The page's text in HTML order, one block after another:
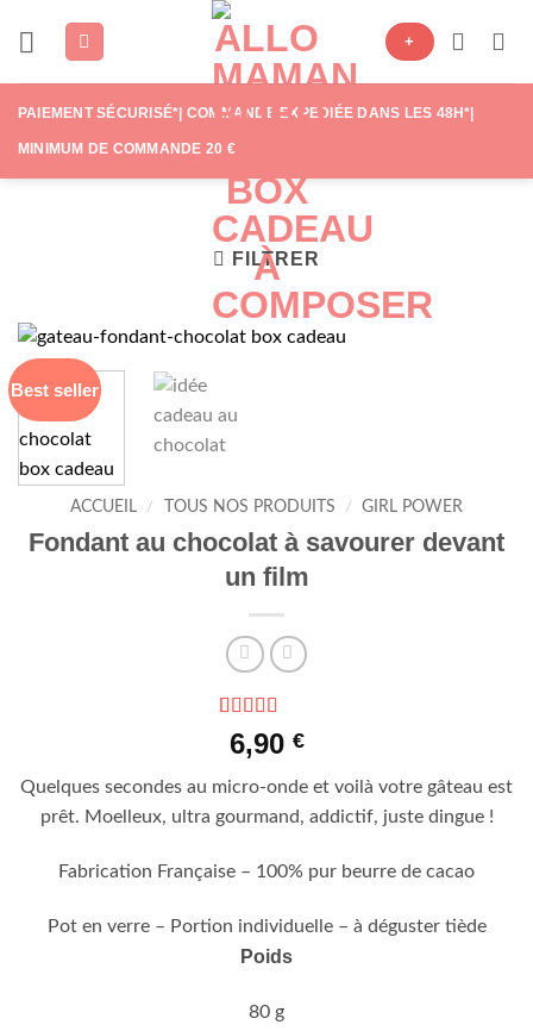
+
PAIEMENT SÉCURISÉ*| COMMANDE EXPÉDIÉE DANS LES 48H*|
MINIMUM DE COMMANDE 20 €
FILTRER
Best seller
ACCUEIL / TOUS NOS PRODUITS / GIRL POWER
Fondant au chocolat à savourer devant
un film
Noté4.8
sur 5 basé
notations
client
6,90 €
Quelques secondes au micro-onde et voilà votre gâteau est
prêt. Moelleux, ultra gourmand, addictif, juste dingue !
Fabrication Française – 100% pur beurre de cacao
Pot en verre – Portion individuelle – à déguster tiède
Poids
80 g